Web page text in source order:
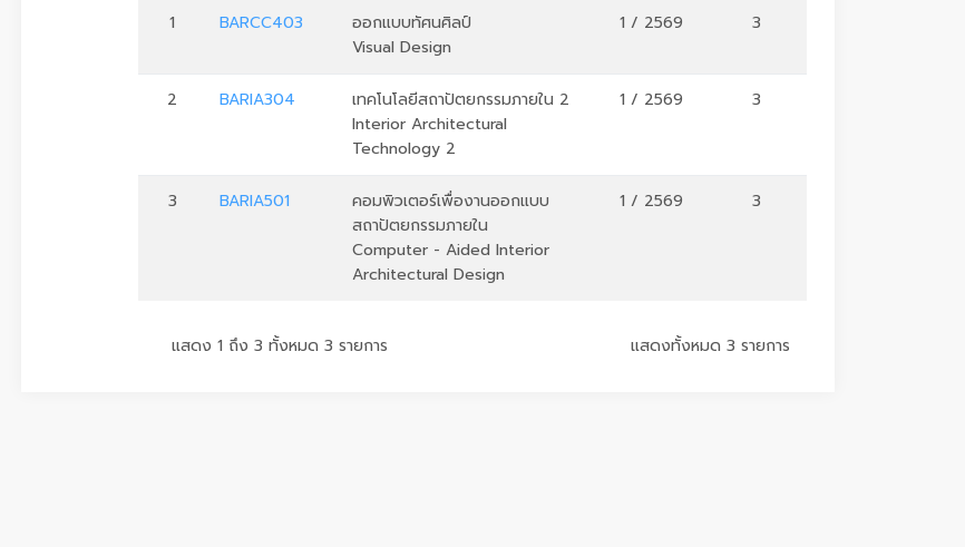
1 BARCC403
ออกแบบทัศนศิลป์
Visual Design
1 / 2569 3
2 BARIA304
เทคโนโลยีสถาปัตยกรรมภายใน 2
Interior Architectural
Technology 2
1 / 2569 3
3 BARIA501
คอมพิวเตอร์เพื่องานออกแบบ
สถาปัตยกรรมภายใน
Computer - Aided Interior
Architectural Design
1 / 2569 3
แสดง 1 ถึง 3 ทั้งหมด 3 รายการ แสดงทั้งหมด 3 รายการ